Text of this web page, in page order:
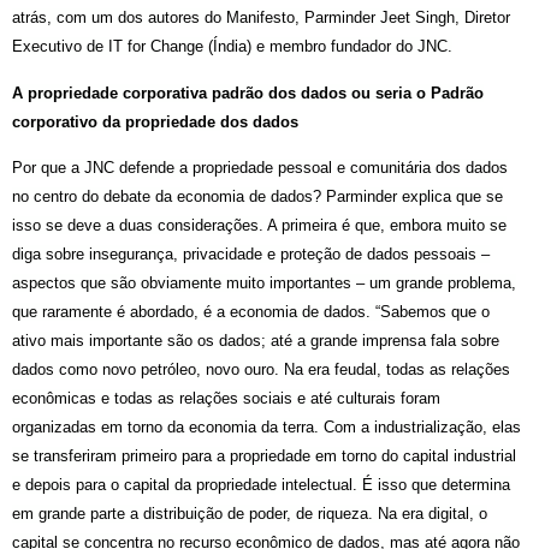
atrás, com um dos autores do Manifesto, Parminder Jeet Singh, Diretor
Executivo de IT for Change (Í ndia) e membro fundador do JNC.
A propriedade corporativa padrão dos dados ou seria o Padrão
corporativo da propriedade dos dados
Por que a JNC defende a propriedade pessoal e comunitária dos dados
no centro do debate da economia de dados? Parminder explica que se
isso se deve a duas considerações. A primeira é que, embora muito se
diga sobre insegurança, privacidade e proteção de dados pessoais –
aspectos que são obviamente muito importantes – um grande problema,
que raramente é abordado, é a economia de dados. “Sabemos que o
ativo mais importante são os dados; até a grande imprensa fala sobre
dados como novo petró leo, novo ouro. Na era feudal, todas as relações
econômicas e todas as relações sociais e até culturais foram
organizadas em torno da economia da terra. Com a industrialização, elas
se transferiram primeiro para a propriedade em torno do capital industrial
e depois para o capital da propriedade intelectual. É isso que determina
em grande parte a distribuição de poder, de riqueza. Na era digital, o
capital se concentra no recurso econômico de dados, mas até agora não